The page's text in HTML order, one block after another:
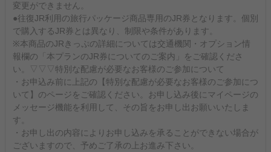
変更ができません。
●往復JR利用の旅行パッケージ商品専用のJR券となります。個別
で購入するJR券とは異なり、制限や条件があります。
※本商品のJRきっぷの詳細については交通機関・オプション情
報欄の「本プランのJR券についてのご案内」をご確認くださ
い。▽▽▽特別な配慮が必要なお客様のご参加について
・お申込み前に上記の【特別な配慮が必要なお客様のご参加につ
いて】のページをご確認ください。お申し込み後にマイページの
メッセージ機能を利用して、その旨をお申し出お願いいたしま
す。
・お申し出の内容によりお申し込みを承ることができない場合が
ございますので、予めご了承の上お進み下さい。